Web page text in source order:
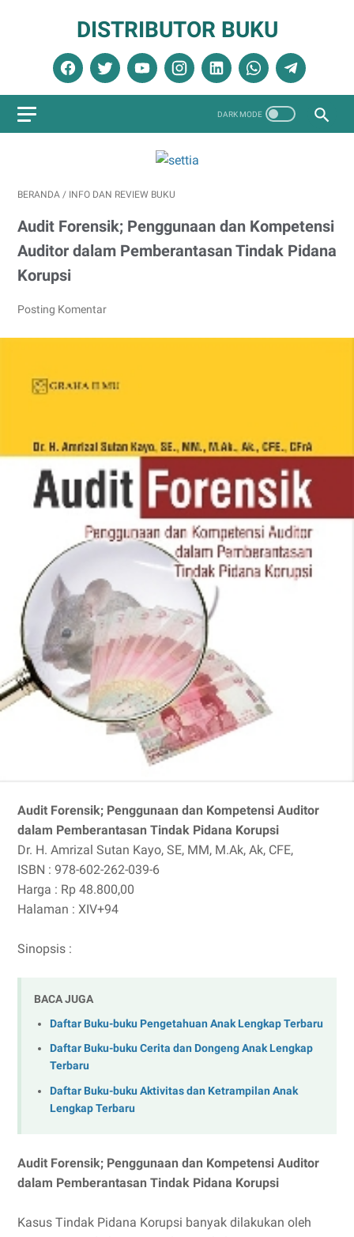
DISTRIBUTOR BUKU
BERANDA / INFO DAN REVIEW BUKU
Audit Forensik; Penggunaan dan Kompetensi
Auditor dalam Pemberantasan Tindak Pidana
Korupsi
Posting Komentar
Audit Forensik; Penggunaan dan Kompetensi Auditor
dalam Pemberantasan Tindak Pidana Korupsi
Dr. H. Amrizal Sutan Kayo, SE, MM, M.Ak, Ak, CFE,
ISBN : 978-602-262-039-6
Harga : Rp 48.800,00
Halaman : XIV+94
Sinopsis :
BACA JUGA
Daftar Buku-buku Pengetahuan Anak Lengkap Terbaru
Daftar Buku-buku Cerita dan Dongeng Anak Lengkap
Terbaru
Daftar Buku-buku Aktivitas dan Ketrampilan Anak
Lengkap Terbaru
Audit Forensik; Penggunaan dan Kompetensi Auditor
dalam Pemberantasan Tindak Pidana Korupsi
Kasus Tindak Pidana Korupsi banyak dilakukan oleh